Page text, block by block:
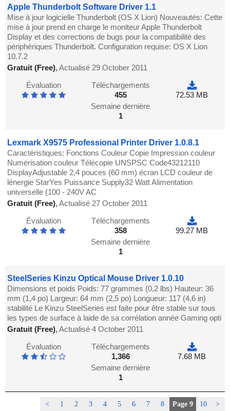
Apple Thunderbolt Software Driver 1.1
Mise à jour logicielle Thunderbolt (OS X Lion) Nouveautés: Cette
mise à jour prend en charge le moniteur Apple Thunderbolt
Display et des corrections de bugs pour la compatibilité des
périphériques Thunderbolt. Configuration requise: OS X Lion
10.7.2
Gratuit (Free),Actualisé 29 October 2011
Évaluation
Téléchargements
455
Semaine dernière
1
72.53 MB
Lexmark X9575 Professional Printer Driver 1.0.8.1
Caractéristiques: Fonctions Couleur Copie Impression couleur
Numérisation couleur Télécopie UNSPSC Code43212110
DisplayAdjustable 2,4 pouces (60 mm) écran LCD couleur de
lénergie StarYes Puissance Supply32 Watt Alimentation
universelle (100 - 240V AC
Gratuit (Free),Actualisé 27 October 2011
Évaluation
Téléchargements
358
Semaine dernière
1
99.27 MB
SteelSeries Kinzu Optical Mouse Driver 1.0.10
Dimensions et poids Poids: 77 grammes (0,2 lbs) Hauteur: 36
mm (1,4 po) Largeur: 64 mm (2,5 po) Longueur: 117 (4,6 in)
stabilité Le Kinzu SteelSeries est faite pour être stable sur tous
les types de surface à laide de sa corrélation année Gaming opti
Gratuit (Free),Actualisé 4 October 2011
Évaluation
Téléchargements
1,366
Semaine dernière
1
7.68 MB
< 1 2 3 4 5 6 7 8 Page 9 10 >